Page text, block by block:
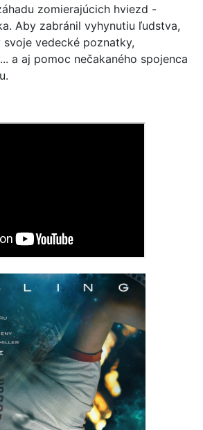
zomierajúcich hviezd -
Aby zabránil vyhynutiu ľudstva,
vedecké poznatky,
a aj pomoc nečakaného spojenca